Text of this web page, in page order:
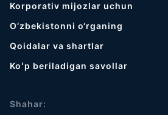
Korporativ mijozlar uchun
O‘zbekistonni o‘rganing
Qoidalar va shartlar
Koʻp beriladigan savollar
Shahar: